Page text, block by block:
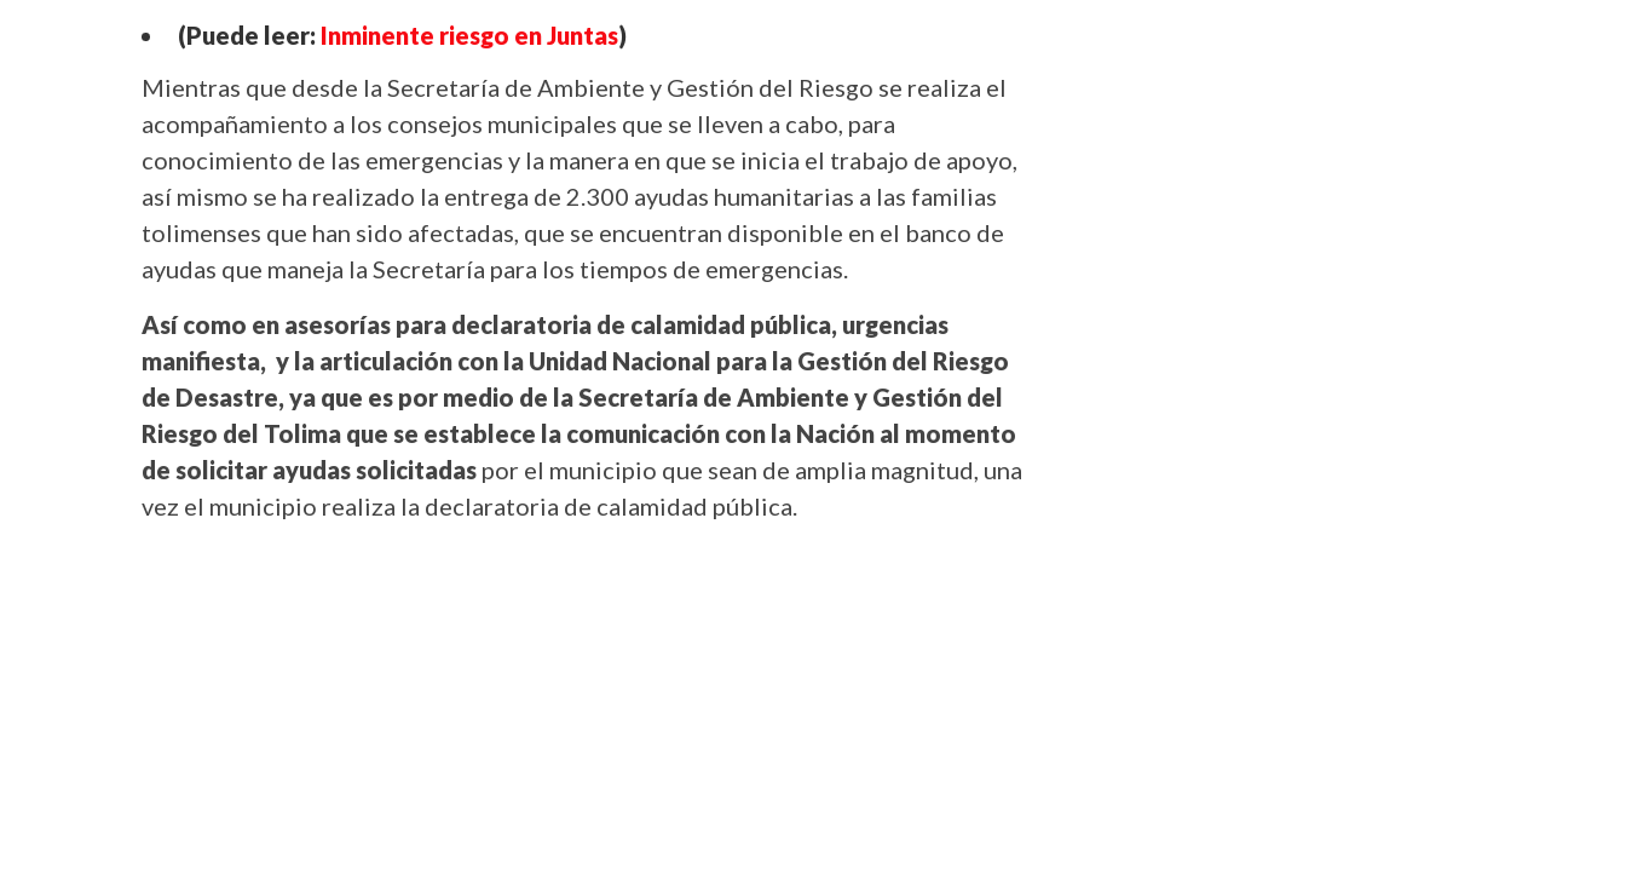
(Puede leer: Inminente riesgo en Juntas)
Mientras que desde la Secretaría de Ambiente y Gestión del Riesgo se realiza el
acompañamiento a los consejos municipales que se lleven a cabo, para
conocimiento de las emergencias y la manera en que se inicia el trabajo de apoyo,
así mismo se ha realizado la entrega de 2.300 ayudas humanitarias a las familias
tolimenses que han sido afectadas, que se encuentran disponible en el banco de
ayudas que maneja la Secretaría para los tiempos de emergencias.
Así como en asesorías para declaratoria de calamidad pública, urgencias
manifiesta, y la articulación con la Unidad Nacional para la Gestión del Riesgo
de Desastre, ya que es por medio de la Secretaría de Ambiente y Gestión del
Riesgo del Tolima que se establece la comunicación con la Nación al momento
de solicitar ayudas solicitadas por el municipio que sean de amplia magnitud, una
vez el municipio realiza la declaratoria de calamidad pública.